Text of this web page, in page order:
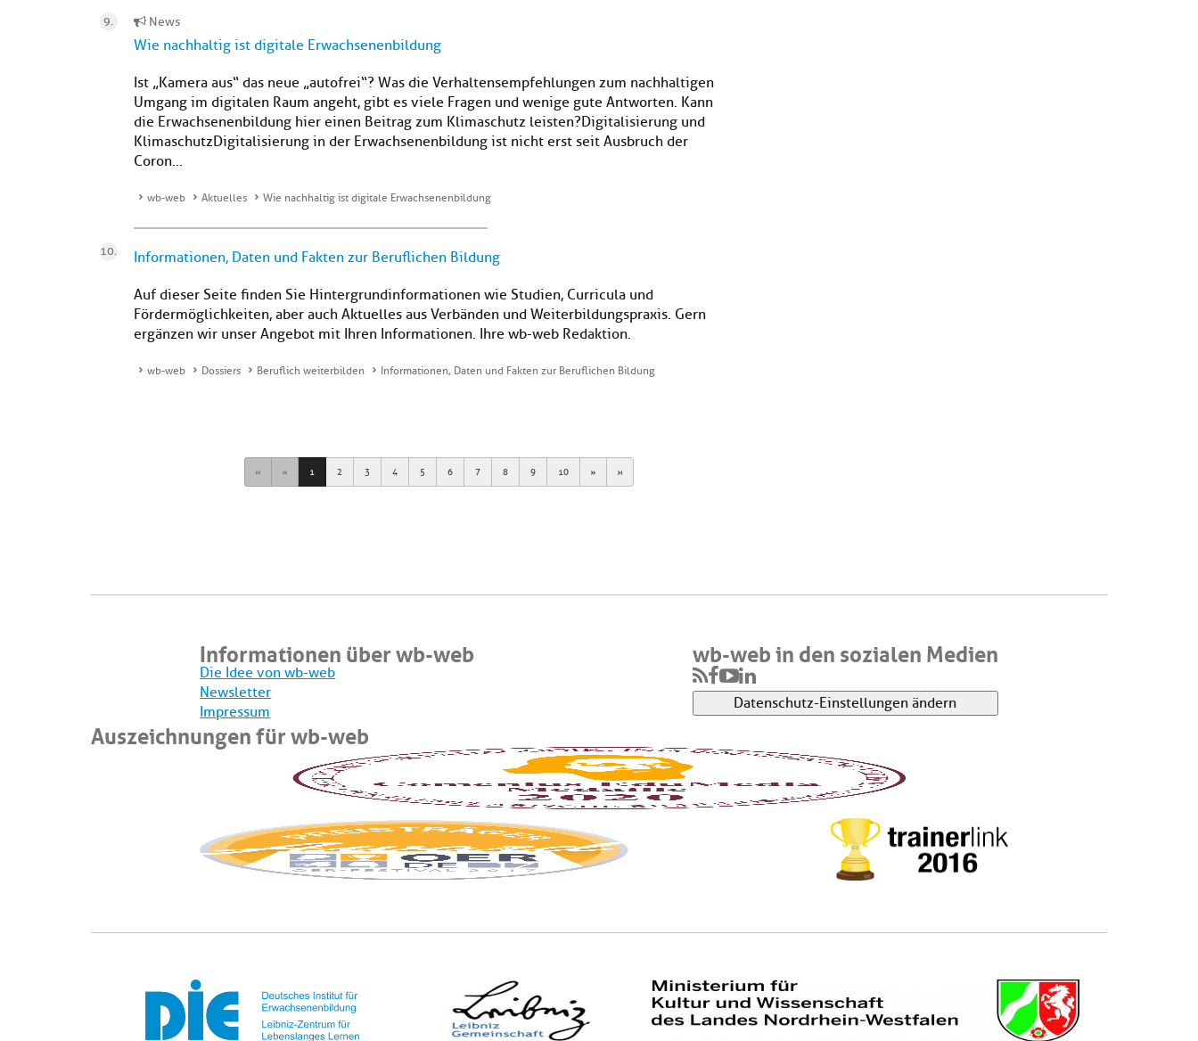
News
Wie nachhaltig ist digitale Erwachsenenbildung
Ist „Kamera aus“ das neue „autofrei“? Was die Verhaltensempfehlungen zum nachhaltigen
Umgang im digitalen Raum angeht, gibt es viele Fragen und wenige gute Antworten. Kann
die Erwachsenenbildung hier einen Beitrag zum Klimaschutz leisten?Digitalisierung und
KlimaschutzDigitalisierung in der Erwachsenenbildung ist nicht erst seit Ausbruch der
Coron...
wb-web Aktuelles Wie nachhaltig ist digitale Erwachsenenbildung
Informationen, Daten und Fakten zur Beruflichen Bildung
Auf dieser Seite finden Sie Hintergrundinformationen wie Studien, Curricula und
Fördermöglichkeiten, aber auch Aktuelles aus Verbänden und Weiterbildungspraxis. Gern
ergänzen wir unser Angebot mit Ihren Informationen. Ihre wb-web Redaktion.
wb-web Dossiers Beruflich weiterbilden Informationen, Daten und Fakten zur Beruflichen Bildung
First Previous
1 2 3 4 5 6 7 8 9 10 Next Last
Informationen über wb-web
Die Idee von wb-web
Newsletter
Impressum
wb-web in den sozialen Medien
Datenschutz-Einstellungen ändern
Auszeichnungen für wb-web